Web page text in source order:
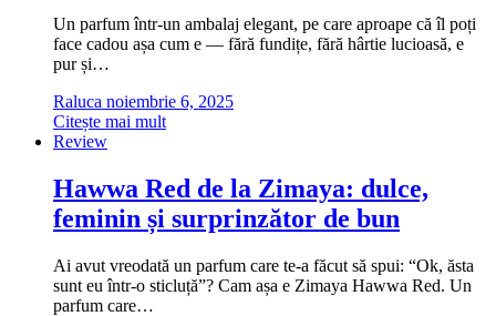
Un parfum într-un ambalaj elegant, pe care aproape că îl poți
face cadou așa cum e — fără fundițe, fără hârtie lucioasă, e
pur și…
Raluca noiembrie 6, 2025
Citește mai mult
Review
Hawwa Red de la Zimaya: dulce,
feminin și surprinzător de bun
Ai avut vreodată un parfum care te-a făcut să spui: “Ok, ăsta
sunt eu într-o sticluță”? Cam așa e Zimaya Hawwa Red. Un
parfum care…